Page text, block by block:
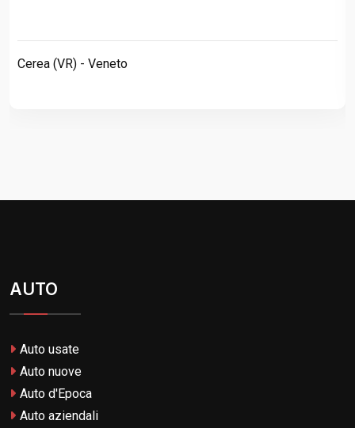
Cerea (VR) - Veneto
AUTO
Auto usate
Auto nuove
Auto d'Epoca
Auto aziendali